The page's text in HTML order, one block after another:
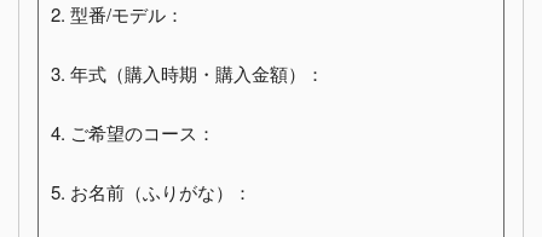
2. 型番/モデル：
3. 年式（購入時期・購入金額）：
4. ご希望のコース：
5. お名前（ふりがな）：